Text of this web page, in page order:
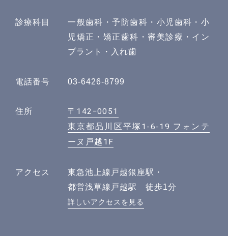
診療科目
一般歯科・予防歯科・小児歯科・小
児矯正・矯正歯科・審美診療・イン
プラント・入れ歯
電話番号 03-6426-8799
住所
〒142−0051
東京都品川区平塚1-6-19 フォンテ
ーヌ戸越1F
アクセス
東急池上線戸越銀座駅・
都営浅草線戸越駅 徒歩1分
詳しいアクセスを見る